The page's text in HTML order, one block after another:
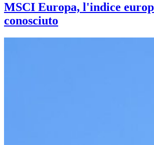
MSCI Europa, l'indice
conosciuto